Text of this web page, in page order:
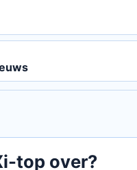
top over?